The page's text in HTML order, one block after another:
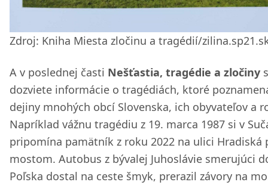
Zdroj: Kniha Miesta zločinu a tragédií/
A v poslednej časti Nešťastia, tragédie a zločiny
dozviete informácie o tragédiách, ktoré
dejiny mnohých obcí Slovenska, ich obyvateľov a
Napríklad vážnu tragédiu z 19. marca 1987 si v
pripomína pamätník z roku 2022 na ulici Hradiská
mostom. Autobus z bývalej Juhoslávie smerujúci
Poľska dostal na ceste šmyk, prerazil závory na